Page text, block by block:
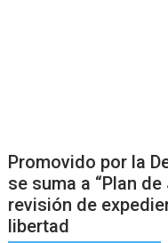
Promovido por la
se suma a “Plan
revisión de
libertad